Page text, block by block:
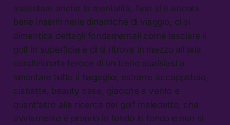
assestare anche la mentalità. Non si è ancora
bene inseriti nelle dinamiche di viaggio, ci si
dimentica dettagli fondamentali come lasciare il
golf in superficie e ci si ritrova in mezzo all’aria
condizionata feroce di un treno qualsiasi a
smontare tutto il bagaglio, estrarre accappatoio,
ciabatte, beauty case, giacche a vento e
quant’altro alla ricerca del golf maledetto, che
ovviamente è proprio in fondo in fondo e non si